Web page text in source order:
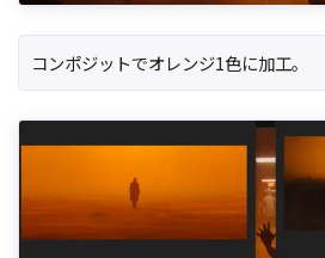
コンポジットでオレンジ1色に加工。